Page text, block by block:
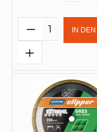
ProduktIN